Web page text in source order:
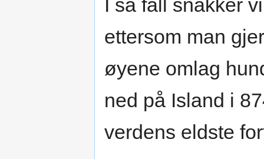
I så fall snakker
ettersom man
øyene omlag
ned på Island i
verdens eldste